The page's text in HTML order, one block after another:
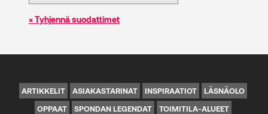
× Tyhjennä suodattimet
ARTIKKELIT ASIAKASTARINAT INSPIRAATIOT
LÄSNÄOLO
OPPAAT
SPONDAN LEGENDAT
TOIMITILA-ALUEET